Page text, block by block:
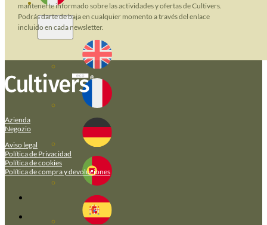
mantenerte informado sobre las actividades y ofertas de Cultivers.
Podrás darte de baja en cualquier momento a través del enlace
incluido en cada newsletter.
Azienda
Negozio
Aviso legal
Política de Privacidad
Política de cookies
Política de compra y devoluciones